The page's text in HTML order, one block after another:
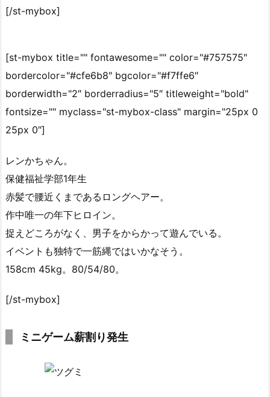
[/st-mybox]
[st-mybox title="" fontawesome="" color="#757575″
bordercolor="#cfe6b8″ bgcolor="#f7ffe6″
borderwidth="2″ borderradius="5″ titleweight="bold"
fontsize="" myclass="st-mybox-class" margin="25px 0
25px 0″]
レンかちゃん。
保健福祉学部1年生
赤髪で腰近くまであるロングヘアー。
作中唯一の年下ヒロイン。
捉えどころがなく、男子をからかって遊んでいる。
イベントも独特で一筋縄ではいかなそう。
158cm 45kg。80/54/80。
[/st-mybox]
ミニゲーム薪割り発生